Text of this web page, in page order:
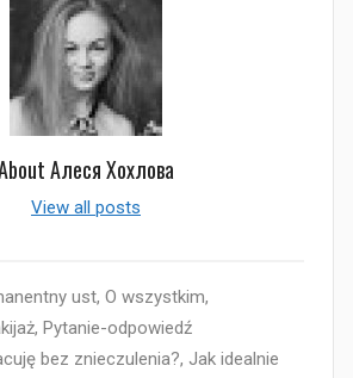
Алеся Хохлова
View all posts
ust, O wszystkim,
, Pytanie-odpowiedź
bez znieczulenia?, Jak idealnie